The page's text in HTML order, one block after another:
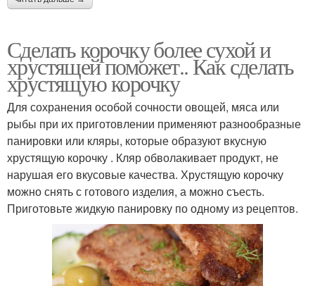
Сделать корочку более сухой и
хрустящей поможет.. Как сделать
хрустящую корочку
Для сохранения особой сочности овощей, мяса или
рыбы при их приготовлении применяют разнообразные
панировки или кляры, которые образуют вкусную
хрустящую корочку . Кляр обволакивает продукт, не
нарушая его вкусовые качества. Хрустящую корочку
можно снять с готового изделия, а можно съесть.
Приготовьте жидкую панировку по одному из рецептов.